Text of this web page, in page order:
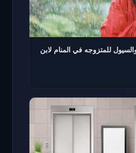
للمتزوجه في المنام لابن